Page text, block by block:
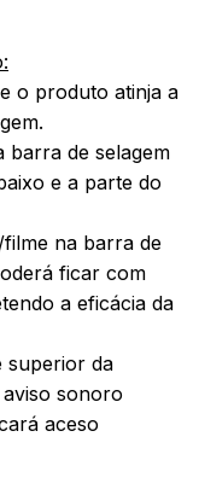
o produto atinja a
barra de selagem
e a parte do
na barra de
ficar com
a eficácia da
superior da
sonoro
aceso